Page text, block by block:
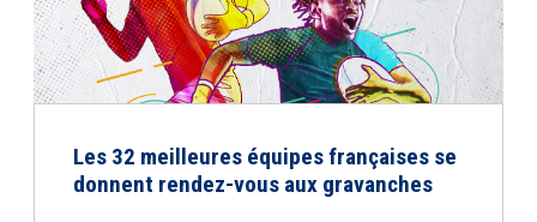
Les 32 meilleures équipes françaises se
donnent rendez-vous aux gravanches